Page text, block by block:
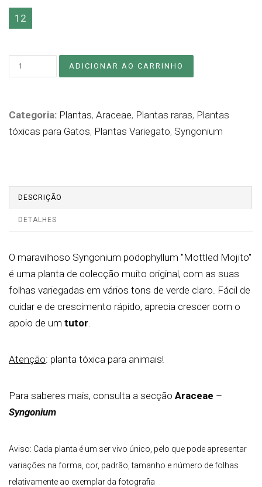
12
Categoria: Plantas, Araceae, Plantas raras, Plantas
tóxicas para Gatos, Plantas Variegato, Syngonium
DESCRIÇÃO
DETALHES
O maravilhoso Syngonium podophyllum "Mottled Mojito"
é uma planta de colecção muito original, com as suas
folhas variegadas em vários tons de verde claro. Fácil de
cuidar e de crescimento rápido, aprecia crescer com o
apoio de um tutor
Atenção: planta tóxica para animais!
Para saberes mais, consulta a secção Araceae –
Syngonium
Aviso: Cada planta é um ser vivo único, pelo que pode apresentar
variações na forma, cor, padrão, tamanho e número de folhas
relativamente ao exemplar da fotografia